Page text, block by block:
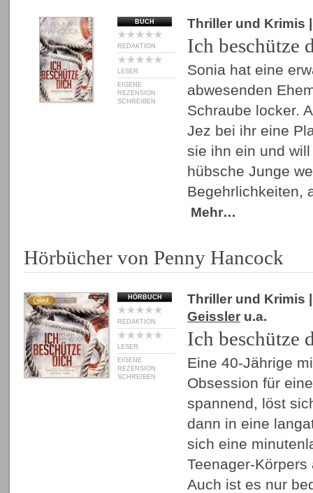
BUCH
REDAKTION
LESER
EIGENE
REZENSION
SCHREIBEN
Thriller und Krimis
Ich beschütze
Sonia hat eine
abwesenden
Schraube locker.
Jez bei ihr eine
sie ihn ein und
hübsche Junge
Begehrlichkeiten,
Mehr…
Hörbücher von Penny Hancock
HÖRBUCH
REDAKTION
LESER
EIGENE
REZENSION
SCHREIBEN
Thriller und Krimis
Geissler u.a.
Ich beschütze
Eine 40-Jährige
Obsession für
spannend, löst
dann in eine
sich eine
Teenager-
Auch ist es nur